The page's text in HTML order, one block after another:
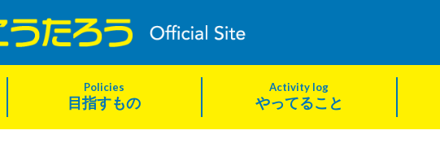
Policies
目指すもの
Activity log
やってること